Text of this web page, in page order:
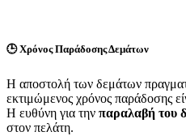
🕒Χρόνος Παράδοσης Δεμάτων
Η αποστολή των δεμάτων
εκτιμώμενος χρόνος παράδοσης
Η ευθύνη για την παραλαβή του
στον πελάτη.